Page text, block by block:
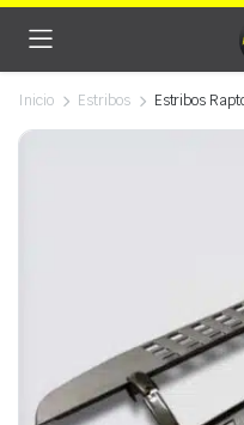
Inicio Estribos Estribos